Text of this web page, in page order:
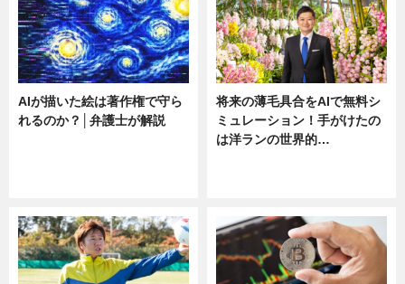
AIが描いた絵は著作権で守ら
れるのか？│弁護士が解説
将来の薄毛具合をAIで無料シ
ミュレーション！手がけたの
は洋ランの世界的…